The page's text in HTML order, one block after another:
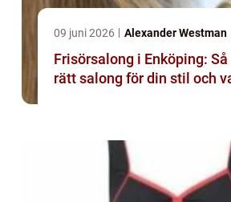
09 juni 2026 Alexander Westman
Frisörsalong i Enköping:
rätt salong för din stil och